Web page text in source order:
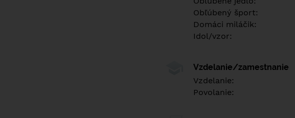
Obľúbený šport:
Domáci miláčik:
Idol/vzor:
Vzdelanie/zamestnanie
Vzdelanie:
Povolanie: